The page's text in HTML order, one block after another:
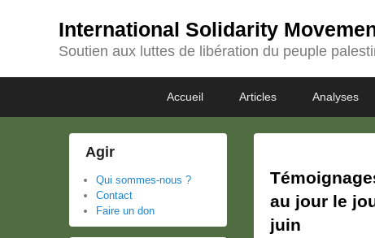
International Solidarity
Soutien aux luttes de libération du peuple
menu
Accueil Articles Analyses
au jour le
juin
Agir
Qui sommes-nous ?
Contact
Faire un don